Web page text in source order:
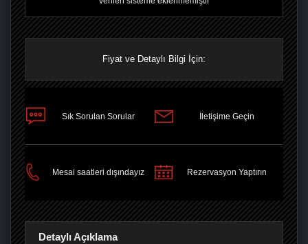
PAYLAŞ
Fiyat ve Detaylı Bilgi İçin:
Sık Sorulan Sorular İletişime Geçin
Mesai saatleri dışındayız Rezervasyon Yaptırın
Detaylı Açıklama